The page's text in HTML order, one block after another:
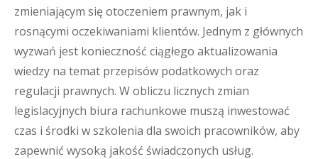
zmieniającym się otoczeniem prawnym, jak i
rosnącymi oczekiwaniami klientów. Jednym z głównych
wyzwań jest konieczność ciągłego aktualizowania
wiedzy na temat przepisów podatkowych oraz
regulacji prawnych. W obliczu licznych zmian
legislacyjnych biura rachunkowe muszą inwestować
czas i środki w szkolenia dla swoich pracowników, aby
zapewnić wysoką jakość świadczonych usług.